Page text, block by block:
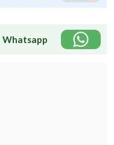
Whatsapp